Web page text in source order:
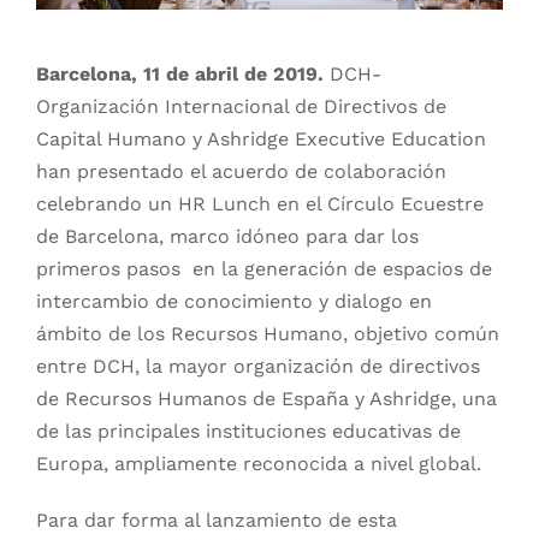
Barcelona, 11 de abril de 2019. DCH-
Organización Internacional de Directivos de
Capital Humano y Ashridge Executive Education
han presentado el acuerdo de colaboración
celebrando un HR Lunch en el Círculo Ecuestre
de Barcelona, marco idóneo para dar los
primeros pasos en la generación de espacios de
intercambio de conocimiento y dialogo en
ámbito de los Recursos Humano, objetivo común
entre DCH, la mayor organización de directivos
de Recursos Humanos de España y Ashridge, una
de las principales instituciones educativas de
Europa, ampliamente reconocida a nivel global.
Para dar forma al lanzamiento de esta